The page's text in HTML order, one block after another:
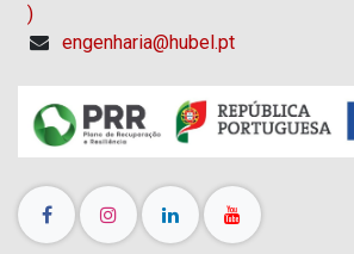
)
engenharia@hubel.pt